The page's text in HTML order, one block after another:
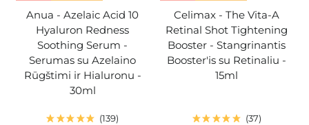
Anua - Azelaic Acid 10
Hyaluron Redness
Soothing Serum -
Serumas su Azelaino
Rūgštimi ir Hialuronu -
30ml
139
Celimax - The Vita-A
Retinal Shot Tightening
Booster - Stangrinantis
Booster'is su Retinaliu -
15ml
37